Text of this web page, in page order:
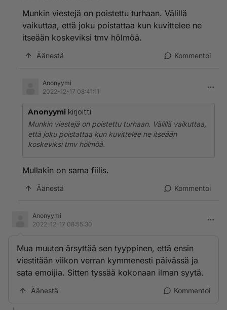
Munkin viestejä on poistettu turhaan. Välillä
vaikuttaa, että joku poistattaa kun kuvittelee ne
itseään koskeviksi tmv hölmöä.
Äänestä Kommentoi
Anonyymi
2022-12-17 08:41:11
Anonyymi kirjoitti:
Munkin viestejä on poistettu turhaan. Välillä vaikuttaa,
että joku poistattaa kun kuvittelee ne itseään
koskeviksi tmv hölmöä.
Mullakin on sama fiilis.
Äänestä Kommentoi
Anonyymi
2022-12-17 08:55:30
Mua muuten ärsyttää sen tyyppinen, että ensin
viestitään viikon verran kymmenesti päivässä ja
sata emoijia. Sitten tyssää kokonaan ilman syytä.
Äänestä Kommentoi